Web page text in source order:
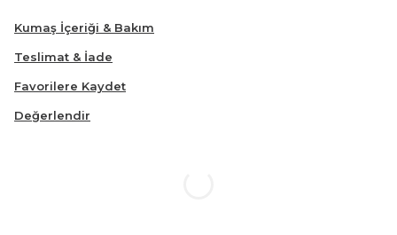
Kumaş İçeriği & Bakım
Teslimat & İade
Favorilere Kaydet
Değerlendir